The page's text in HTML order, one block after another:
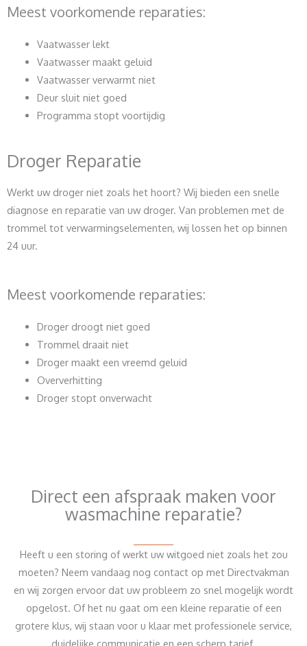
Meest voorkomende reparaties:
Vaatwasser lekt
Vaatwasser maakt geluid
Vaatwasser verwarmt niet
Deur sluit niet goed
Programma stopt voortijdig
Droger Reparatie
Werkt uw droger niet zoals het hoort? Wij bieden een snelle
diagnose en reparatie van uw droger. Van problemen met de
trommel tot verwarmingselementen, wij lossen het op binnen
24 uur.
Meest voorkomende reparaties:
Droger droogt niet goed
Trommel draait niet
Droger maakt een vreemd geluid
Oververhitting
Droger stopt onverwacht
Direct een afspraak maken voor
wasmachine reparatie?
Heeft u een storing of werkt uw witgoed niet zoals het zou
moeten? Neem vandaag nog contact op met Directvakman
en wij zorgen ervoor dat uw probleem zo snel mogelijk wordt
opgelost. Of het nu gaat om een kleine reparatie of een
grotere klus, wij staan voor u klaar met professionele service,
duidelijke communicatie en een scherp tarief.